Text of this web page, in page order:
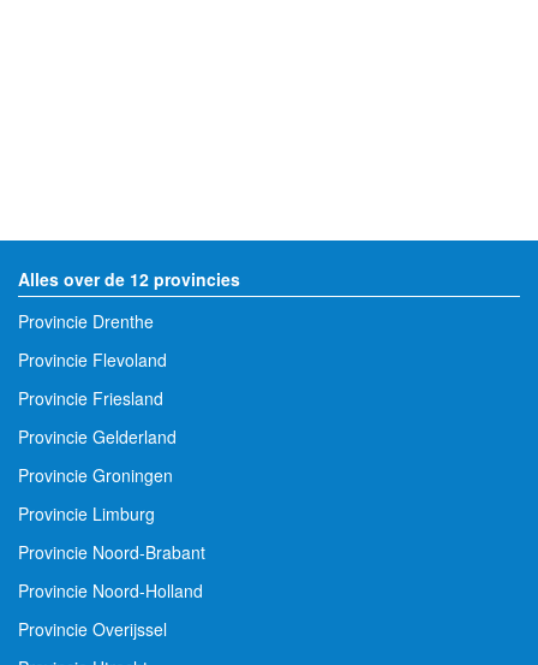
Alles over de 12 provincies
Provincie Drenthe
Provincie Flevoland
Provincie Friesland
Provincie Gelderland
Provincie Groningen
Provincie Limburg
Provincie Noord-Brabant
Provincie Noord-Holland
Provincie Overijssel